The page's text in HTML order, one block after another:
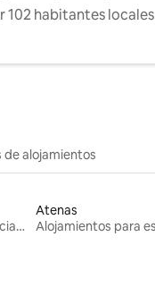
102 habitantes locales
alojamientos
Alojamientos para estancias largas
Atenas